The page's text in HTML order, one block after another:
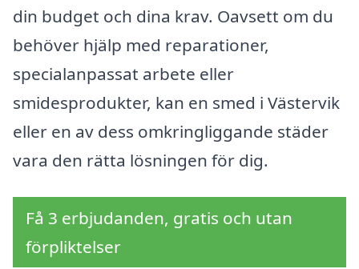
din budget och dina krav. Oavsett om du
behöver hjälp med reparationer,
specialanpassat arbete eller
smidesprodukter, kan en smed i Västervik
eller en av dess omkringliggande städer
vara den rätta lösningen för dig.
Få 3 erbjudanden, gratis och utan
förpliktelser